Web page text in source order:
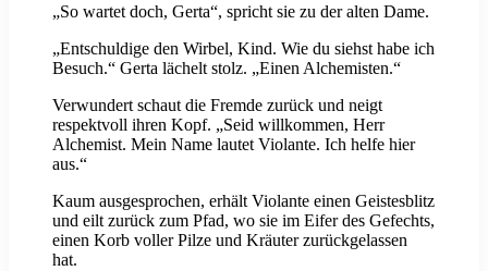
„So wartet doch, Gerta“, spricht sie zu der alten Dame.
„Entschuldige den Wirbel, Kind. Wie du siehst habe ich
Besuch.“ Gerta lächelt stolz. „Einen Alchemisten.“
Verwundert schaut die Fremde zurück und neigt
respektvoll ihren Kopf. „Seid willkommen, Herr
Alchemist. Mein Name lautet Violante. Ich helfe hier
aus.“
Kaum ausgesprochen, erhält Violante einen Geistesblitz
und eilt zurück zum Pfad, wo sie im Eifer des Gefechts,
einen Korb voller Pilze und Kräuter zurückgelassen
hat.